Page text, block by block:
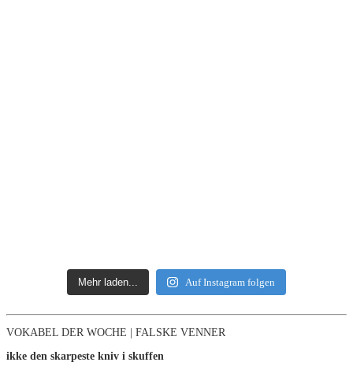
Mehr laden... Auf Instagram folgen
VOKABEL DER WOCHE | FALSKE VENNER
ikke den skarpeste kniv i skuffen